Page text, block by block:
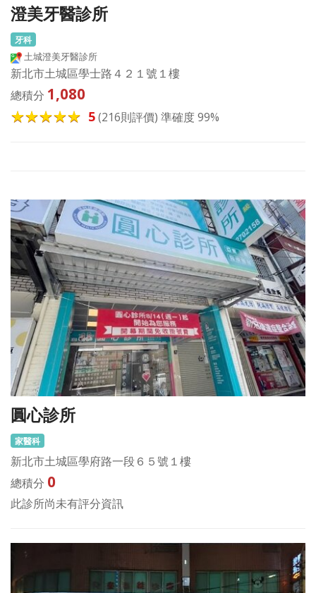
澄美牙醫診所
牙科
土城澄美牙醫診所
新北市土城區學士路４２１號１樓
總積分 1,080
5(216則評價) 準確度 99%
圓心診所
家醫科
新北市土城區學府路一段６５號１樓
總積分 0
此診所尚未有評分資訊